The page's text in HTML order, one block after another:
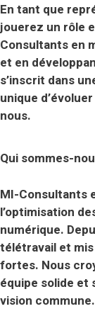
En tant que
jouerez un rôle
Consultants en
et en
s’inscrit dans
unique
nous.
Qui sommes-
MI-Consultants
l’optimisation
numérique.
télétravail et
fortes. Nous
équipe solide et
vision commune.